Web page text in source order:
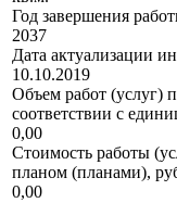
Год завершения
2037
Дата актуализации
10.10.2019
Объем работ (услуг)
соответствии с
0,00
Стоимость работы
планом (планами),
0,00